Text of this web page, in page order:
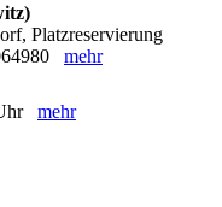
Platzreservierung
mehr
mehr